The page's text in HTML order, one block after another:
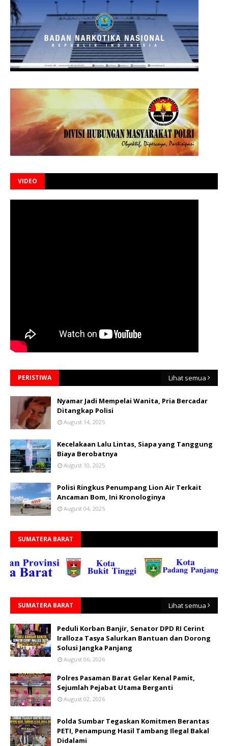
VIDEO
PERISTIWA Lihat semua
Nyamar Jadi Mempelai Wanita, Pria Bercadar
Ditangkap Polisi
August 14, 2025
Kecelakaan Lalu Lintas, Siapa yang Tanggung
Biaya Berobatnya
August 10, 2025
Polisi Ringkus Penumpang Lion Air Terkait
Ancaman Bom, Ini Kronologinya
August 04, 2025
SUMATERA BARAT
SUMATERA BARAT Lihat semua
Peduli Korban Banjir, Senator DPD RI Cerint
Iralloza Tasya Salurkan Bantuan dan Dorong
Solusi Jangka Panjang
August 06, 2026
Polres Pasaman Barat Gelar Kenal Pamit,
Sejumlah Pejabat Utama Berganti
August 02, 2026
Polda Sumbar Tegaskan Komitmen Berantas
PETI, Penampung Hasil Tambang Ilegal Bakal
Didalami